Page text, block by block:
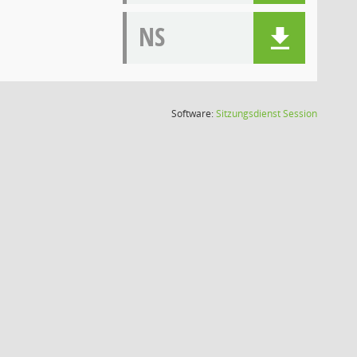
NS
Software:SitzungsdienstSession(Wird in